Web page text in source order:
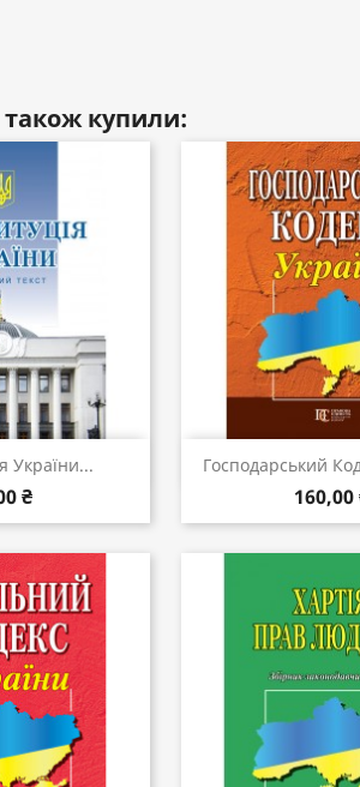
також купили:
України...
₴
Господарський
160,00
Швидкий